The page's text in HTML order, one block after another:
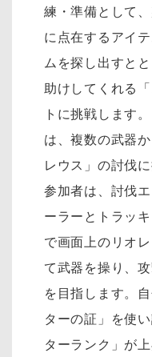
練・準備として
に点在するアイ
ムを探し出すと
助けしてくれる
トに挑戦します
は、複数の武器
レウス」の討伐に
参加者は、討伐
ーラーとトラッ
で画面上のリオ
て武器を操り、
を目指します。
ターの証」を使
ターランク」が